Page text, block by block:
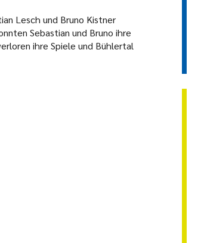
Lesch und Bruno Kistner
Sebastian und Bruno ihre
ihre Spiele und Bühlertal